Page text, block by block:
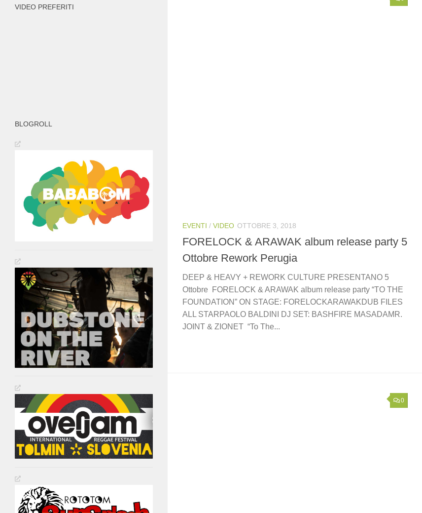
EVENTI / VIDEO OTTOBRE 3, 2018
FORELOCK & ARAWAK album release party 5
Ottobre Rework Perugia
DEEP & HEAVY + REWORK CULTURE PRESENTANO 5
Ottobre FORELOCK & ARAWAK album release party “TO THE
FOUNDATION” ON STAGE: FORELOCKARAWAKDUB FILES
ALL STARPAOLO BALDINI DJ SET: BASHFIRE MASADAMR.
JOINT & ZIONET “To The...
0
VIDEO PREFERITI
BLOGROLL